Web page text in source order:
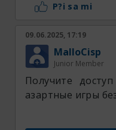
P?i sa mi
09.06.2025, 17:19
MalloCisp
Junior Member
Получите
азартные игры